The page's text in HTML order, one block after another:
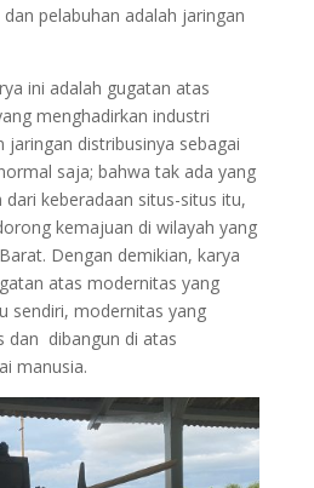
pelabuhan adalah jaringan
ini adalah gugatan atas
menghadirkan industri
distribusinya sebagai
saja; bahwa tak ada yang
keberadaan situs-situs itu,
kemajuan di wilayah yang
Dengan demikian, karya
atas modernitas yang
sendiri, modernitas yang
dan dibangun di atas
manusia.